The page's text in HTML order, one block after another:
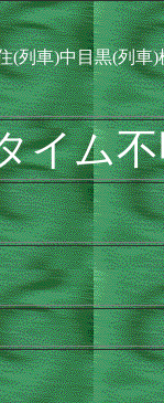
(列車)中目黒(列車)
イム